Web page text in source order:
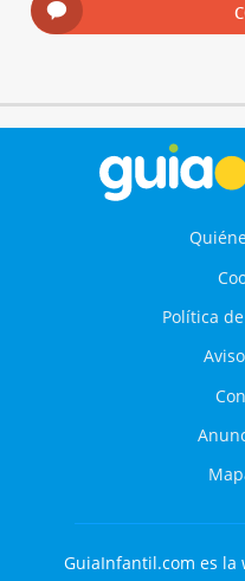
Política
GuiaInfantil.com es